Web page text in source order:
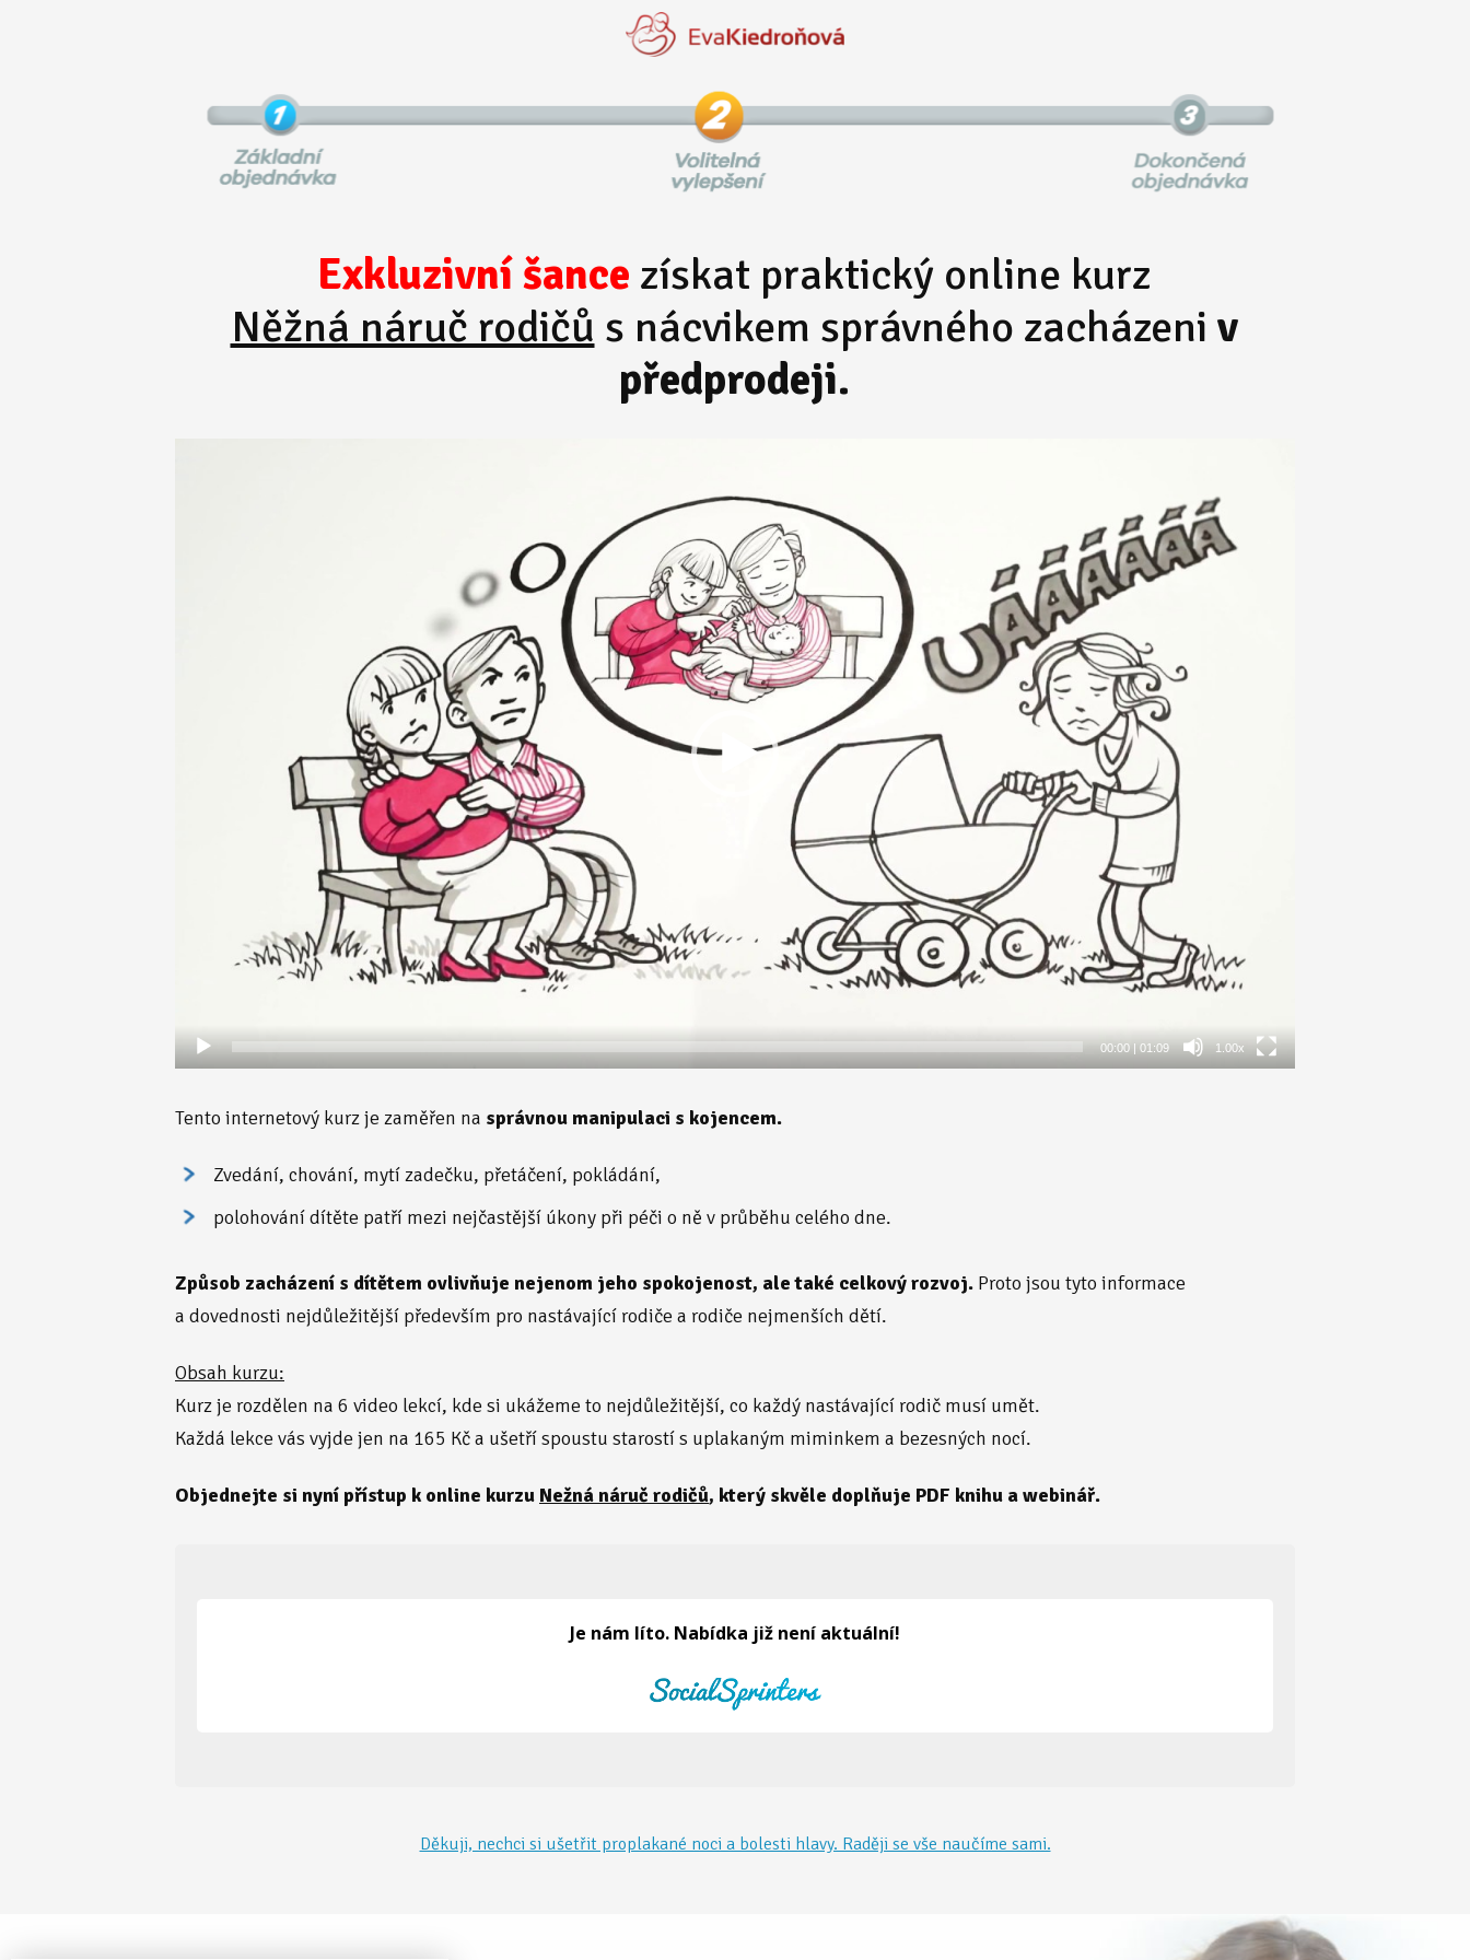
Exkluzivní šance získat praktický online kurz
Něžná náruč rodičů s nácvikem správného zacházeni v
předprodeji.
00:00 01:09 1.00x
Tento internetový kurz je zaměřen na správnou manipulaci s kojencem.
Zvedání, chování, mytí zadečku, přetáčení, pokládání,
polohování dítěte patří mezi nejčastější úkony při péči o ně v průběhu celého dne.
Způsob zacházení s dítětem ovlivňuje nejenom jeho spokojenost, ale také celkový rozvoj. Proto jsou tyto informace
a dovednosti nejdůležitější především pro nastávající rodiče a rodiče nejmenších dětí.
Obsah kurzu:
Kurz je rozdělen na 6 video lekcí, kde si ukážeme to nejdůležitější, co každý nastávající rodič musí umět.
Každá lekce vás vyjde jen na 165 Kč a ušetří spoustu starostí s uplakaným miminkem a bezesných nocí.
Objednejte si nyní přístup k online kurzu Nežná náruč rodičů, který skvěle doplňuje PDF knihu a webinář.
Děkuji, nechci si ušetřit proplakané noci a bolesti hlavy. Raději se vše naučíme sami.